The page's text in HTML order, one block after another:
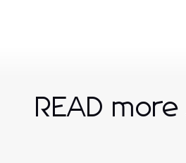
READ